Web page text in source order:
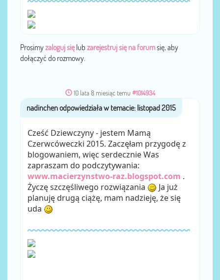
Prosimyzaloguj sięlub zarejestruj się na forumsię, aby
dołączyć do rozmowy.
10 lata 8 miesiąc temu #1014934
przeznadinchen
Cześć Dziewczyny - jestem Mamą
Czerwcóweczki 2015. Zaczęłam przygodę z
blogowaniem, więc serdecznie Was
zapraszam do podczytywania:
www.macierzynstwo-raz.blogspot.com .
Życzę szczęśliwego rozwiązania
Ja już
planuję drugą ciążę, mam nadzieję, że się
uda